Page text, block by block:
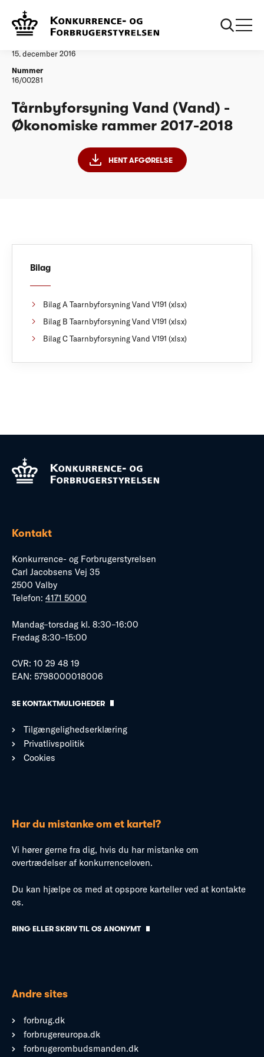
Vandtilsyn
15. december 2016
Nummer
16/00281
Tårnbyforsyning Vand (Vand) -
Økonomiske rammer 2017-2018
HENT AFGØRELSE
Bilag
Bilag A Taarnbyforsyning Vand V191 (xlsx)
Bilag B Taarnbyforsyning Vand V191 (xlsx)
Bilag C Taarnbyforsyning Vand V191 (xlsx)
Kontakt
Konkurrence- og Forbrugerstyrelsen
Carl Jacobsens Vej 35
2500 Valby
Telefon: 4171 5000
Mandag–torsdag kl. 8:30–16:00
Fredag 8:30–15:00
CVR: 10 29 48 19
EAN: 5798000018006
SE KONTAKTMULIGHEDER
Tilgængelighedserklæring
Privatlivspolitik
Cookies
Har du mistanke om et kartel?
Vi hører gerne fra dig, hvis du har mistanke om
overtrædelser af konkurrenceloven.
Du kan hjælpe os med at opspore karteller ved at kontakte
os.
RING ELLER SKRIV TIL OS ANONYMT
Andre sites
forbrug.dk
forbrugereuropa.dk
forbrugerombudsmanden.dk